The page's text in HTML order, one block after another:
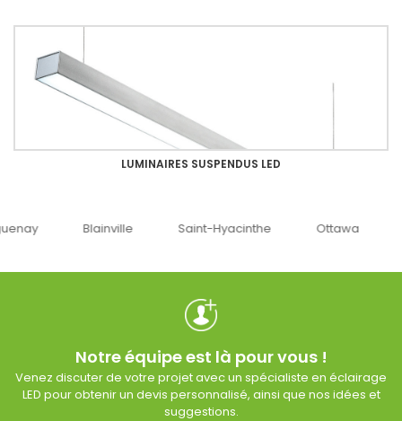
LUMINAIRES SUSPENDUS LED
Blainville Saint-Hyacinthe Ottawa
Notre équipe est là pour vous !
Venez discuter de votre projet avec un spécialiste en éclairage
LED pour obtenir un devis personnalisé, ainsi que nos idées et
suggestions.